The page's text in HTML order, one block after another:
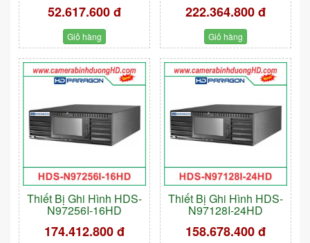
52.617.600 đ
Giỏ hàng
222.364.800 đ
Giỏ hàng
Thiết Bị Ghi Hình HDS-
N97256I-16HD
174.412.800 đ
Thiết Bị Ghi Hình HDS-
N97128I-24HD
158.678.400 đ